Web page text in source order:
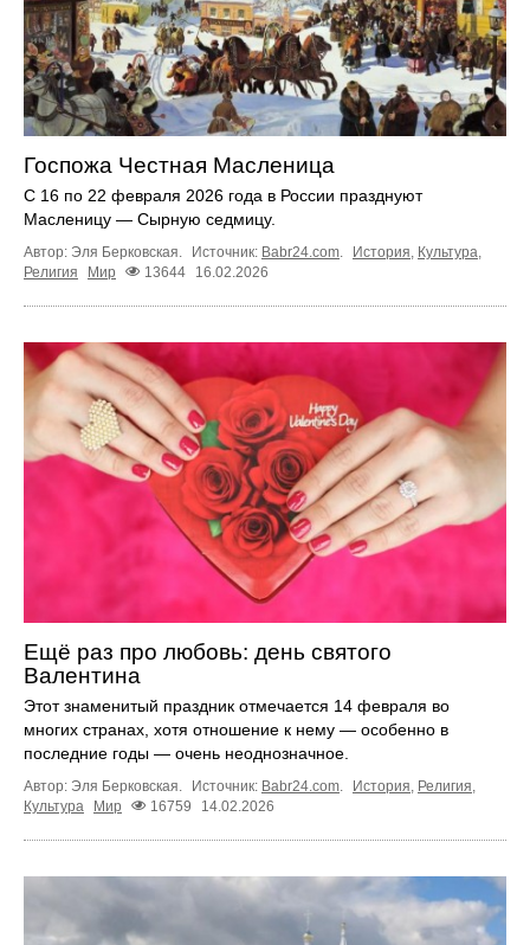
Госпожа Честная Масленица
С 16 по 22 февраля 2026 года в России празднуют
Масленицу — Сырную седмицу.
Автор: Эля Берковская. Источник: Babr24.com. История, Культура,
Религия
Мир 13644 16.02.2026
Ещё раз про любовь: день святого
Валентина
Этот знаменитый праздник отмечается 14 февраля во
многих странах, хотя отношение к нему — особенно в
последние годы — очень неоднозначное.
Автор: Эля Берковская. Источник: Babr24.com. История, Религия,
Культура
Мир 16759 14.02.2026